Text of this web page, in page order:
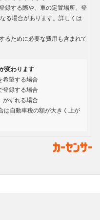
録する際や、車の定置場所、登
る場合があります。詳しくは
るために必要な費用も含まれて
変わります
希望する場合
登録する場合
がずれる場合
は自動車税の額が大きく上が